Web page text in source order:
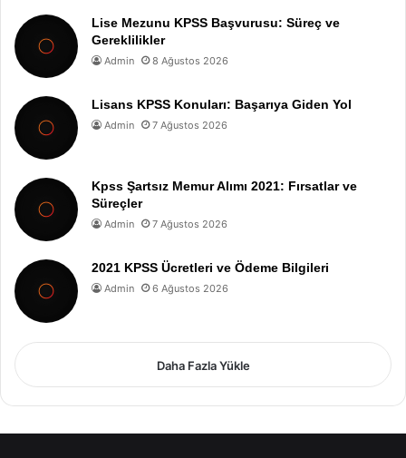
Lise Mezunu KPSS Başvurusu: Süreç ve
Gereklilikler
Admin 8 Ağustos 2026
Lisans KPSS Konuları: Başarıya Giden Yol
Admin 7 Ağustos 2026
Kpss Şartsız Memur Alımı 2021: Fırsatlar ve
Süreçler
Admin 7 Ağustos 2026
2021 KPSS Ücretleri ve Ödeme Bilgileri
Admin 6 Ağustos 2026
Daha Fazla Yükle